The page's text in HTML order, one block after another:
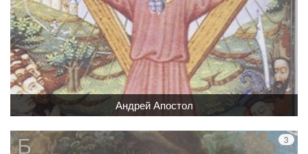
Андрей Апостол